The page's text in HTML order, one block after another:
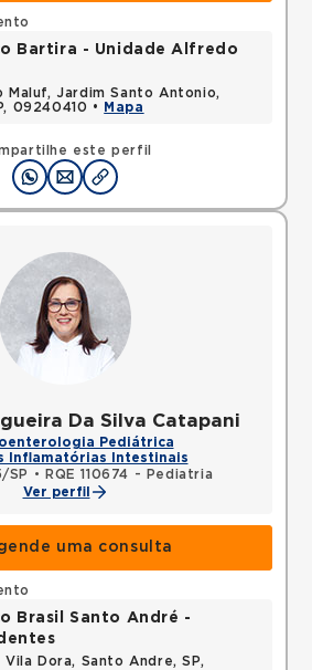
este perfil
Bartira - Unidade Alfredo
Maluf, Jardim Santo Antonio,
09240410 •
Mapa
Da Silva Catapani
Pediátrica
Inflamatórias Intestinais
SP
•
RQE 110674 - Pediatria
Ver perfil
uma consulta
Brasil Santo André -
Vila Dora, Santo Andre, SP,